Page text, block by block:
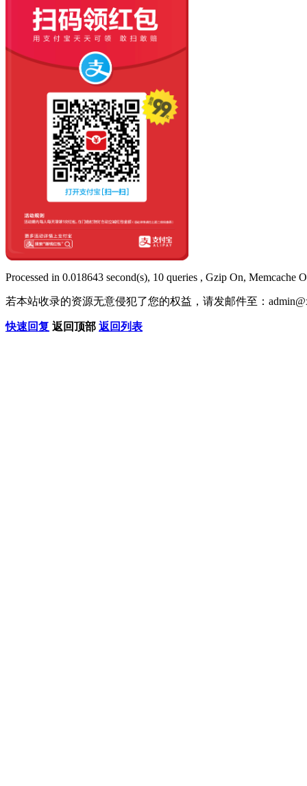
Processed in 0.018643 second(s), 10 queries , Gzip On, Memcache
若本站收录的资源无意侵犯了您的权益，请发邮件至：
快速回复 返回顶部 返回列表